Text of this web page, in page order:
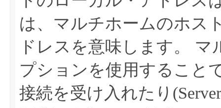
は、マルチホームのホス
ドレスを意味します。
マ
プションを使用すること
接続を受け入れたり